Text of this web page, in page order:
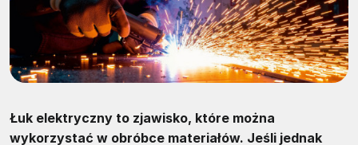
Łuk elektryczny to zjawisko, które można
wykorzystać w obróbce materiałów. Jeśli jednak